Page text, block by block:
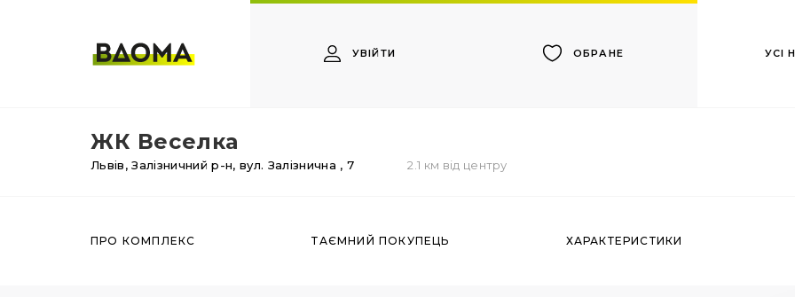
УВІЙТИ ОБРАНЕ УСІ
ЖК Веселка
Львів,Залізничний р-н, вул. Залізнична , 7 2.1 км від центру
ПРО КОМПЛЕКС ТАЄМНИЙ ПОКУПЕЦЬ ХАРАКТЕРИСТИКИ